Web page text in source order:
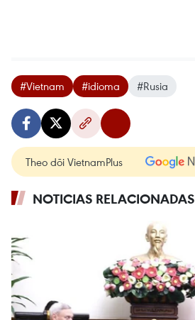
#Vietnam #idioma #Rusia
Theo dõi VietnamPlus
NOTICIAS RELACIONADAS